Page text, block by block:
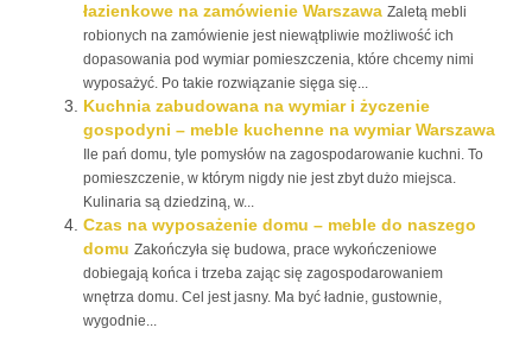
łazienkowe na zamówienie Warszawa Zaletą mebli
robionych na zamówienie jest niewątpliwie możliwość ich
dopasowania pod wymiar pomieszczenia, które chcemy nimi
wyposażyć. Po takie rozwiązanie sięga się...
Kuchnia zabudowana na wymiar i życzenie
gospodyni – meble kuchenne na wymiar Warszawa
Ile pań domu, tyle pomysłów na zagospodarowanie kuchni. To
pomieszczenie, w którym nigdy nie jest zbyt dużo miejsca.
Kulinaria są dziedziną, w...
Czas na wyposażenie domu – meble do naszego
domu Zakończyła się budowa, prace wykończeniowe
dobiegają końca i trzeba zając się zagospodarowaniem
wnętrza domu. Cel jest jasny. Ma być ładnie, gustownie,
wygodnie...